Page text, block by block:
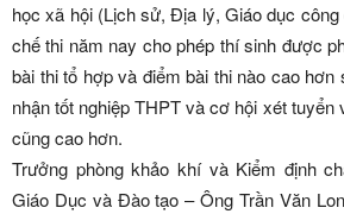
học xã hội (Lịch sử, Địa lý, Giáo dục
chế thi năm nay cho phép thí sinh được
bài thi tổ hợp và điểm bài thi nào cao
nhận tốt nghiệp THPT và cơ hội xét
cũng cao hơn.
Trưởng phòng khảo khí và Kiểm định
Giáo Dục và Đào tạo – Ông Trần Văn